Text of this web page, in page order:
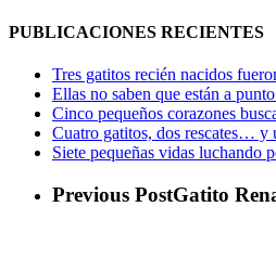
PUBLICACIONES RECIENTES
Tres gatitos recién nacidos
Ellas no saben que están a
Cinco pequeños corazones
Cuatro gatitos, dos rescates… y
Siete pequeñas vidas luchando
Previous PostGatito